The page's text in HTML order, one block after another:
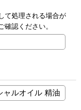
て処理される場合が
認ください。